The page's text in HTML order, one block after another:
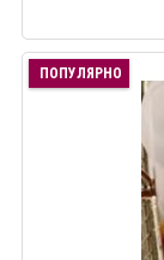
ПОПУЛЯРНО